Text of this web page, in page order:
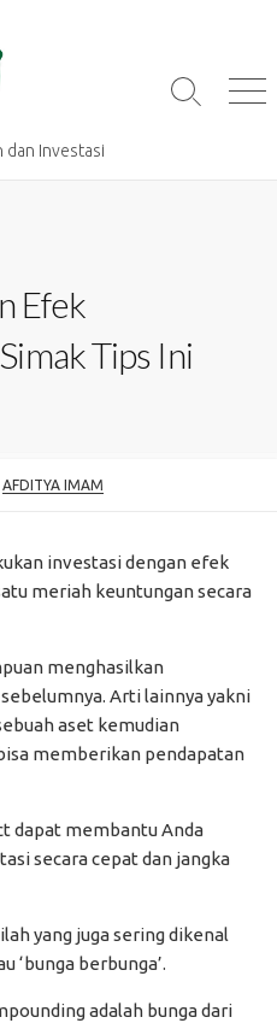
dan Investasi
Search
Efek
Tips Ini
AUTHOR
AFDITYA IMAM
investasi dengan efek
meriah keuntungan secara
menghasilkan
Arti lainnya yakni
aset kemudian
memberikan pendapatan
dapat membantu Anda
secara cepat dan jangka
yang juga sering dikenal
‘bunga berbunga’.
adalah bunga dari